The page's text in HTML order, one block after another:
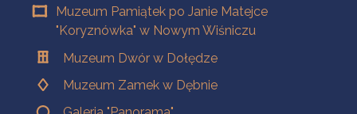
Muzeum Pamiątek po Janie Matejce
"Koryznówka" w Nowym Wiśniczu
Muzeum Dwór w Dołędze
Muzeum Zamek w Dębnie